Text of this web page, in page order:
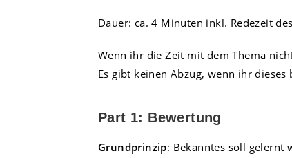
Dauer: ca. 4 Minuten inkl. Redezeit
Wenn ihr die Zeit mit dem Thema
Es gibt keinen Abzug, wenn ihr dieses
Part 1: Bewertung
Grundprinzip: Bekanntes soll gelernt